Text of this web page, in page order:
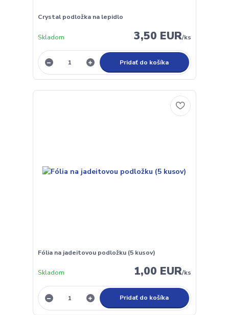
Crystal podložka na lepidlo
3,50 EUR/ks
Skladom
Pridať do košíka
Fólia na jadeitovou podložku (5 kusov)
1,00 EUR/ks
Skladom
Pridať do košíka